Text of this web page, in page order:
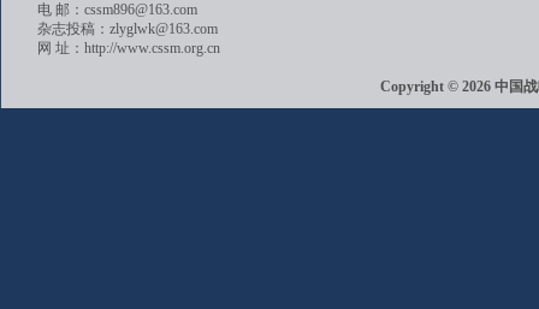
电 邮：cssm896@163.com
杂志投稿：zlyglwk@163.com
网 址：http://www.cssm.org.cn
Copyright © 2026 中国